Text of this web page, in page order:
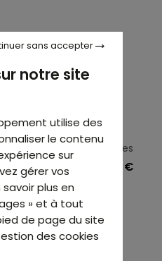
€/an
Charges
1 800 €
notre site
utilise des
le contenu
sur
gérer vos
plus en
» et à tout
de page du site
des cookies
sans accepter